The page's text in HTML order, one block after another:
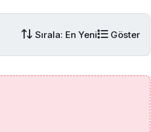
Sırala: En Yeni Göster